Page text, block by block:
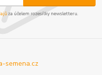
za účelem rozesílky newsletteru.
semena.cz